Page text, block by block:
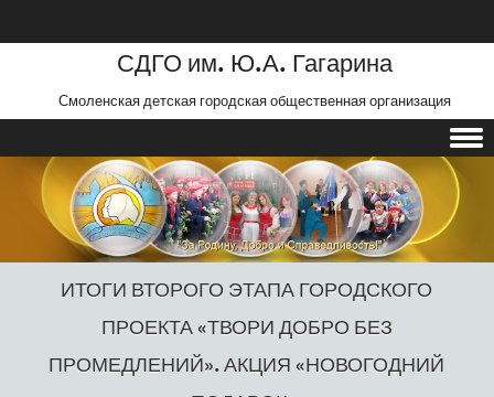
СДГО им. Ю.А. Гагарина
Смоленская детская городская общественная организация
Skip to content
ИТОГИ ВТОРОГО ЭТАПА ГОРОДСКОГО
ПРОЕКТА «ТВОРИ ДОБРО БЕЗ
ПРОМЕДЛЕНИЙ». АКЦИЯ «НОВОГОДНИЙ